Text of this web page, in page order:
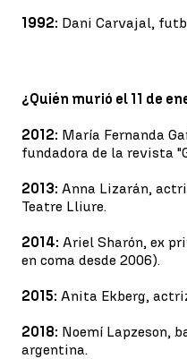
1992: Dani Carvajal,
¿Quién murió el 11 de
2012: María Fernanda
fundadora de la revista
2013: Anna Lizarán,
Teatre Lliure.
2014: Ariel Sharón, ex
en coma desde 2006).
2015: Anita Ekberg,
2018: Noemí Lapzeson,
argentina.